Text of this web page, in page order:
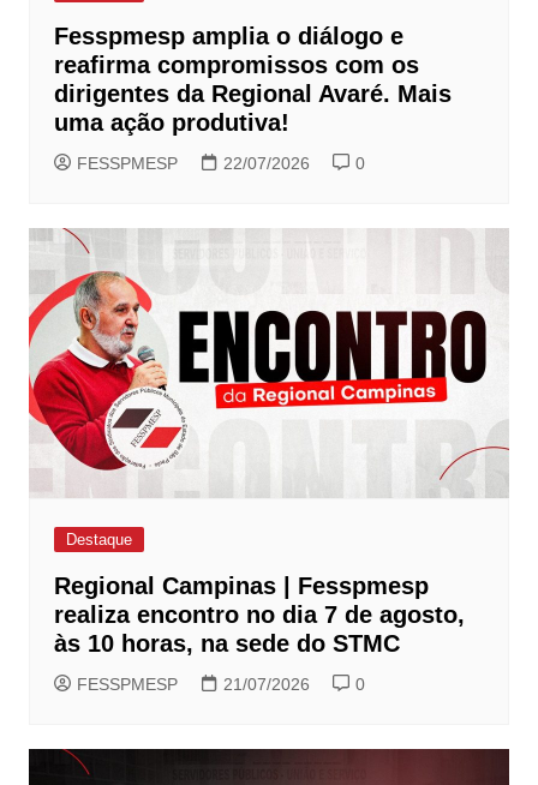
Fesspmesp amplia o diálogo e
reafirma compromissos com os
dirigentes da Regional Avaré. Mais
uma ação produtiva!
FESSPMESP 22/07/2026 0
Destaque
Regional Campinas | Fesspmesp
realiza encontro no dia 7 de agosto,
às 10 horas, na sede do STMC
FESSPMESP 21/07/2026 0